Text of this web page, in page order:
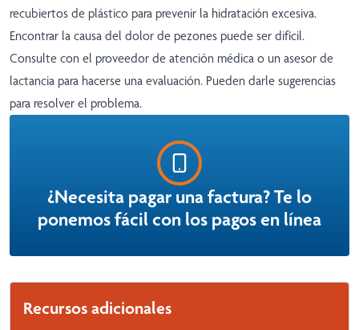
recubiertos de plástico para prevenir la hidratación excesiva.
Encontrar la causa del dolor de pezones puede ser difícil.
Consulte con el proveedor de atención médica o un asesor de
lactancia para hacerse una evaluación. Pueden darle sugerencias
para resolver el problema.
¿Necesita pagar una factura? Te lo
ponemos fácil con los pagos en línea
Recursos adicionales